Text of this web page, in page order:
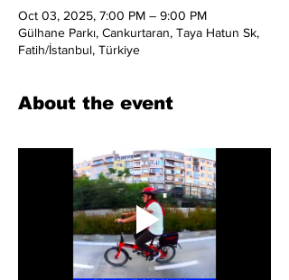
Oct 03, 2025, 7:00 PM – 9:00 PM
Gülhane Parkı, Cankurtaran, Taya Hatun Sk,
Fatih/İstanbul, Türkiye
About the event